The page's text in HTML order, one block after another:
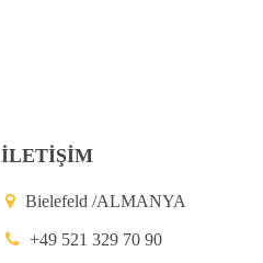
İLETİŞİM
Bielefeld /ALMANYA
+49 521 329 70 90